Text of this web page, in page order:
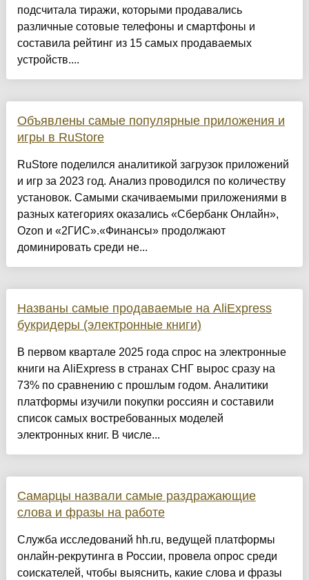
подсчитала тиражи, которыми продавались
различные сотовые телефоны и смартфоны и
составила рейтинг из 15 самых продаваемых
устройств....
Объявлены самые популярные приложения и
игры в RuStore
RuStore поделился аналитикой загрузок приложений
и игр за 2023 год. Анализ проводился по количеству
установок. Самыми скачиваемыми приложениями в
разных категориях оказались «Сбербанк Онлайн»,
Ozon и «2ГИС».«Финансы» продолжают
доминировать среди не...
Названы самые продаваемые на AliExpress
букридеры (электронные книги)
В первом квартале 2025 года спрос на электронные
книги на AliExpress в странах СНГ вырос сразу на
73% по сравнению с прошлым годом. Аналитики
платформы изучили покупки россиян и составили
список самых востребованных моделей
электронных книг. В числе...
Самарцы назвали самые раздражающие
слова и фразы на работе
Служба исследований hh.ru, ведущей платформы
онлайн-рекрутинга в России, провела опрос среди
соискателей, чтобы выяснить, какие слова и фразы